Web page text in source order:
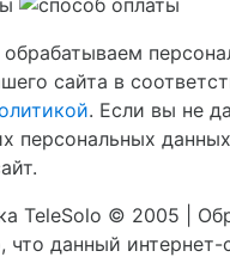
сайта в
. Если вы не
персональных
TeleSolo © 2005 |
что данный интернет-